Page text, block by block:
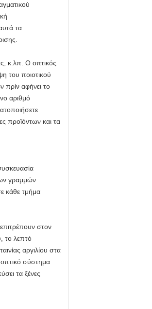
τα
κ.λπ. Ο οπτικός
του ποιοτικού
πρίν αφήνει το
αριθμό
προϊόντων και τα
γραμμών
κάθε τμήμα
στον
το λεπτό
αργιλίου στα
οπτικό σύστημα
τα ξένες